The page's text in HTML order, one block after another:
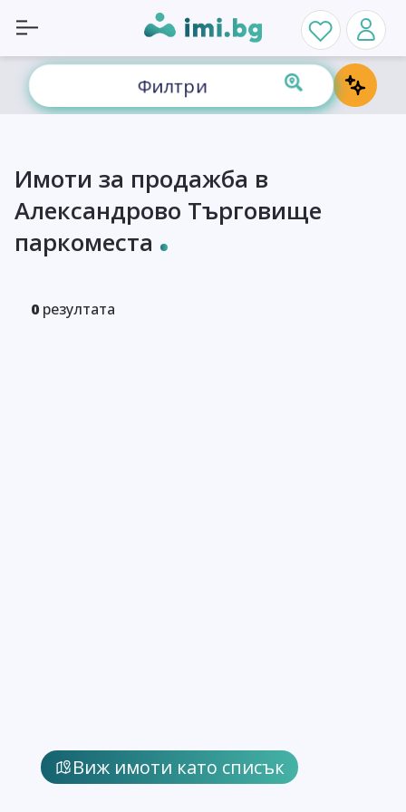
Филтри
Виж имоти като списък
Имоти за продажба в
Александрово Търговище
паркоместа
0 резултата